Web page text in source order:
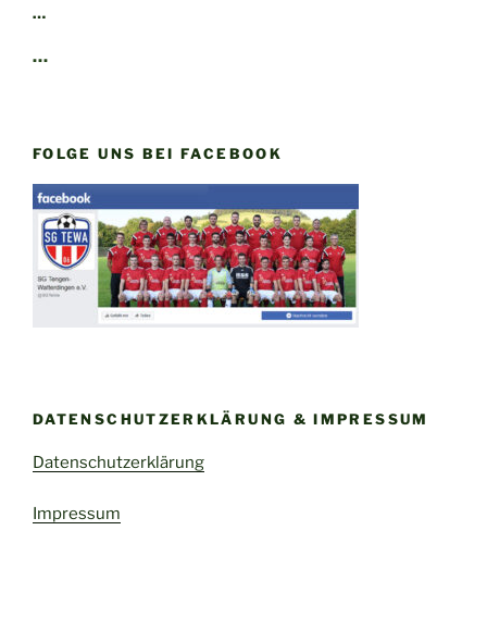
…
…
FOLGE UNS BEI FACEBOOK
DATENSCHUTZERKLÄRUNG & IMPRESSUM
Datenschutzerklärung
Impressum